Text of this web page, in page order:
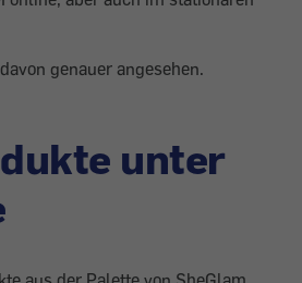
genauer angesehen.
unter